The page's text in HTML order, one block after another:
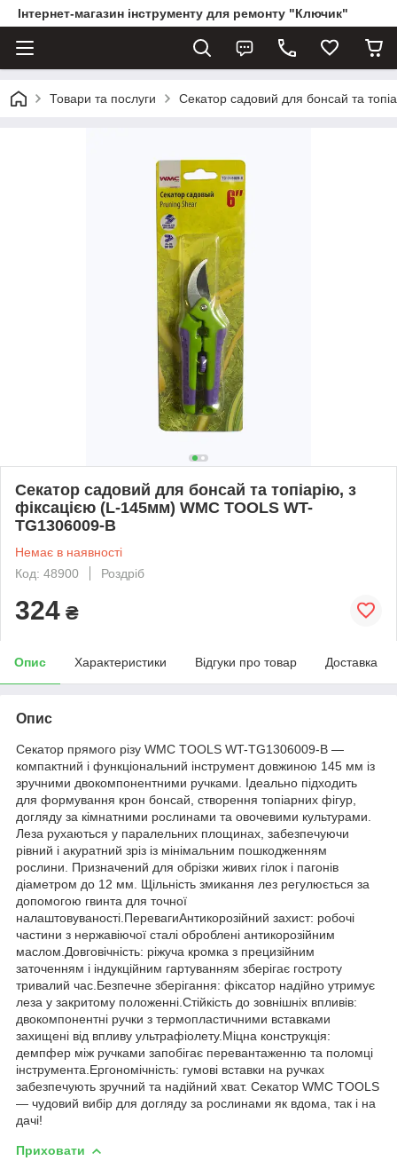
Інтернет-магазин інструменту для ремонту "Ключик"
Товари та послуги Секатор садовий для бонсай та
Секатор садовий для бонсай та топіарію, з
фіксацією (L-145мм) WMC TOOLS WT-
TG1306009-B
Немає в наявності
Код: 48900
Роздріб
324 ₴
Опис Характеристики Відгуки про товар Доставка
Опис
Секатор прямого різу WMC TOOLS WT-TG1306009-B —
компактний і функціональний інструмент довжиною 145 мм із
зручними двокомпонентними ручками. Ідеально підходить
для формування крон бонсай, створення топіарних фігур,
догляду за кімнатними рослинами та овочевими культурами.
Леза рухаються у паралельних площинах, забезпечуючи
рівний і акуратний зріз із мінімальним пошкодженням
рослини. Призначений для обрізки живих гілок і пагонів
діаметром до 12 мм. Щільність змикання лез регулюється за
допомогою гвинта для точної
налаштовуваності.ПеревагиАнтикорозійний захист: робочі
частини з нержавіючої сталі оброблені антикорозійним
маслом.Довговічність: ріжуча кромка з прецизійним
заточенням і індукційним гартуванням зберігає гостроту
тривалий час.Безпечне зберігання: фіксатор надійно утримує
леза у закритому положенні.Стійкість до зовнішніх впливів:
двокомпонентні ручки з термопластичними вставками
захищені від впливу ультрафіолету.Міцна конструкція:
демпфер між ручками запобігає перевантаженню та поломці
інструмента.Ергономічність: гумові вставки на ручках
забезпечують зручний та надійний хват. Секатор WMC TOOLS
— чудовий вибір для догляду за рослинами як вдома, так і на
дачі!
Приховати